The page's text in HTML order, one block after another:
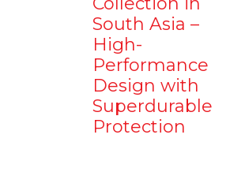
South Asia –
High-
Performance
Design with
Superdurable
Protection